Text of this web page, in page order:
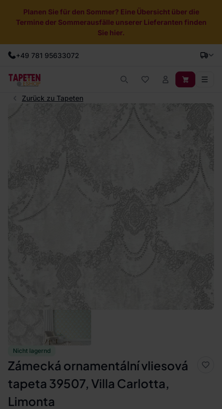
Planen Sie für den Sommer? Eine Übersicht über die
Termine der Sommerausfälle unserer Lieferanten finden
Sie hier.
+49 781 95633072
Zurück zu Tapeten
Nicht lagernd
Zámecká ornamentální vliesová
tapeta 39507, Villa Carlotta,
Limonta